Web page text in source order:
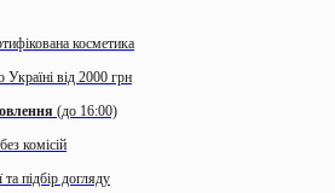
сліди постакне, вирівнює загальний
функції епідермісу, має протизапальну
зменшує ймовірність появи куперозу та
косметика
Україні від 2000 грн
(до 16:00)
комісій
та підбір догляду